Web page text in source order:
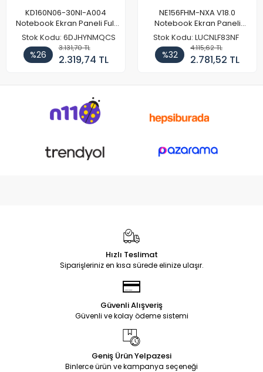
KD160N06-30NI-A004
Notebook Ekran Paneli Full
HD
Stok Kodu: 6DJHYNMQCS
%26
3.131,70 TL
2.319,74 TL
NE156FHM-NXA V18.0
Notebook Ekran Paneli
144Hz
Stok Kodu: LUCNLF83NF
%32
4.115,62 TL
2.781,52 TL
Hızlı Teslimat
Siparişleriniz en kısa sürede elinize ulaşır.
Güvenli Alışveriş
Güvenli ve kolay ödeme sistemi
Geniş Ürün Yelpazesi
Binlerce ürün ve kampanya seçeneği